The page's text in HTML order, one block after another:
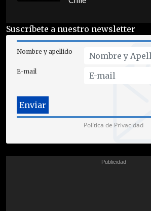
Suscríbete a nuestro newsletter
Nombre y apellido
E-mail
Política de Privacidad